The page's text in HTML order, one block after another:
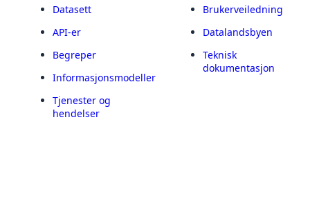
Datasett
API-er
Begreper
Informasjonsmodeller
Tjenester og
hendelser
Brukerveiledning
Datalandsbyen
Teknisk
dokumentasjon